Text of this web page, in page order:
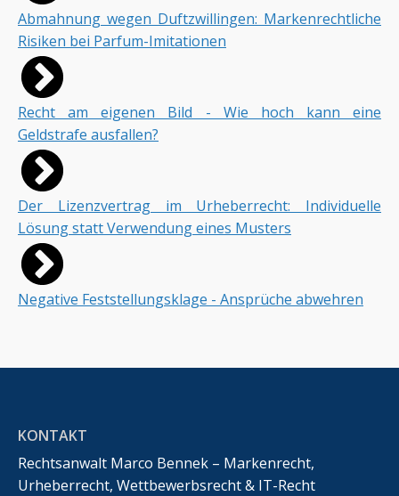
Abmahnung wegen Duftzwillingen: Markenrechtliche
Risiken bei Parfum-Imitationen
Recht am eigenen Bild - Wie hoch kann eine
Geldstrafe ausfallen?
Der Lizenzvertrag im Urheberrecht: Individuelle
Lösung statt Verwendung eines Musters
Negative Feststellungsklage - Ansprüche abwehren
KONTAKT
Rechtsanwalt Marco Bennek – Markenrecht,
Urheberrecht, Wettbewerbsrecht & IT-Recht